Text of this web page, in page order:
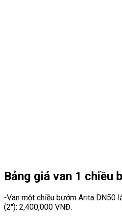
Bảng giá van 1 chiều
-Van một chiều bướm Arita DN50
(2″): 2,400,000 VNĐ.